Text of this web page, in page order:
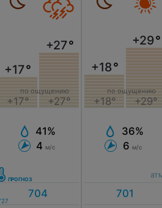
+17°
+17°
+27°
+27°
по ощущению
41%
4 м/с
+18°
+18°
+29°
+29°
по ощущению
36%
6 м/с